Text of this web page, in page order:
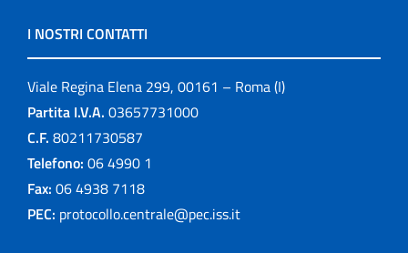
I NOSTRI CONTATTI
Viale Regina Elena 299, 00161 – Roma (I)
Partita I.V.A. 03657731000
C.F. 80211730587
Telefono: 06 4990 1
Fax: 06 4938 7118
PEC: protocollo.centrale@pec.iss.it